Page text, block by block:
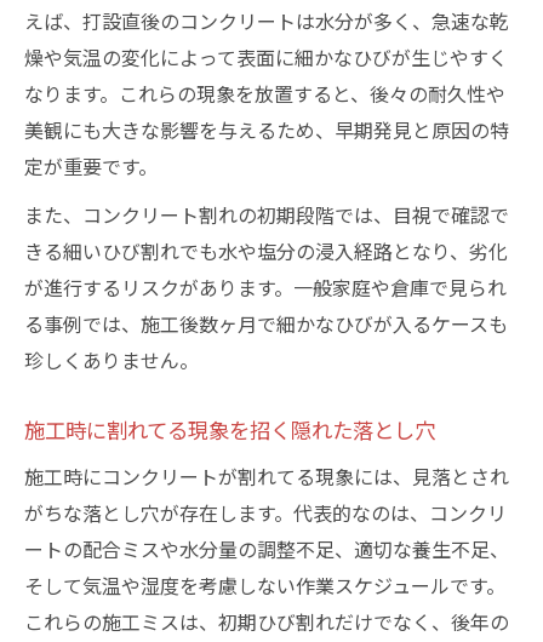
えば、打設直後のコンクリートは水分が多く、急速な乾
燥や気温の変化によって表面に細かなひびが生じやすく
なります。これらの現象を放置すると、後々の耐久性や
美観にも大きな影響を与えるため、早期発見と原因の特
定が重要です。
また、コンクリート割れの初期段階では、目視で確認で
きる細いひび割れでも水や塩分の浸入経路となり、劣化
が進行するリスクがあります。一般家庭や倉庫で見られ
る事例では、施工後数ヶ月で細かなひびが入るケースも
珍しくありません。
施工時に割れてる現象を招く隠れた落とし穴
施工時にコンクリートが割れてる現象には、見落とされ
がちな落とし穴が存在します。代表的なのは、コンクリ
ートの配合ミスや水分量の調整不足、適切な養生不足、
そして気温や湿度を考慮しない作業スケジュールです。
これらの施工ミスは、初期ひび割れだけでなく、後年の